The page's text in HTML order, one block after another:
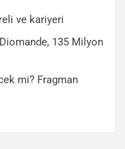
ve kariyeri
135 Milyon
mi? Fragman